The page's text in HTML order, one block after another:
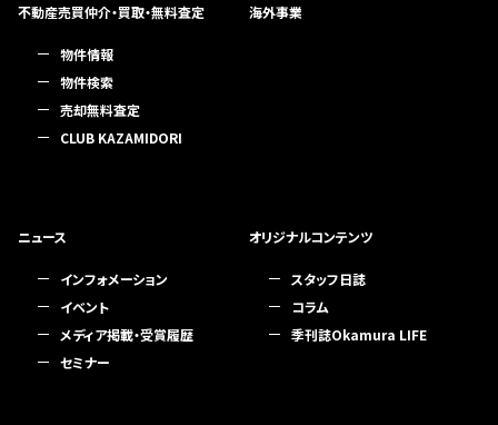
不動産売買仲介・買取・無料査定
物件情報
物件検索
売却無料査定
CLUB KAZAMIDORI
海外事業
ニュース
インフォメーション
イベント
メディア掲載・受賞履歴
セミナー
オリジナルコンテンツ
スタッフ日誌
コラム
季刊誌Okamura LIFE